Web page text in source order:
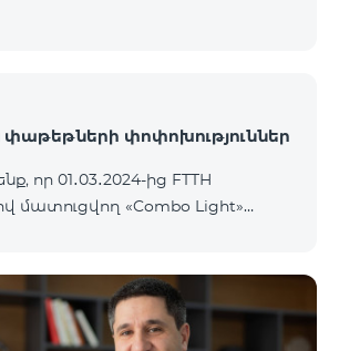
փոփոխություններ
որ 01․03․2024-ից FTTH
մատուցվող «Combo Light»
սակագնային փաթեթով։ Այլ
անցում կատարելու
մոտենալ վաճառքի և